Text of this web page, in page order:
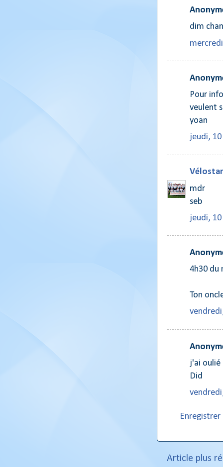
dim
Pour
veulent
yoan
jeudi,
mdr
seb
jeudi,
4h30 du
Ton
j'ai oulié
Did
Article plus